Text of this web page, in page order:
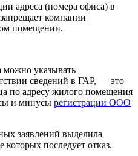
адреса (номера офиса) в
компании
помещении.
можно указывать
сведений в ГАР, — это
по адресу жилого помещения
и минусы регистрации ООО
заявлений выделила
последует отказ.